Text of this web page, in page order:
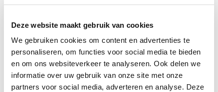
Deze website maakt gebruik van cookies
We gebruiken cookies om content en advertenties te
personaliseren, om functies voor social media te bieden
en om ons websiteverkeer te analyseren. Ook delen we
informatie over uw gebruik van onze site met onze
partners voor social media, adverteren en analyse. Deze
Naam*
E-mail*
Vink dit aan als u op de hoogte gehouden wil worden.